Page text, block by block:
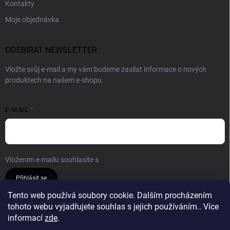
Tento web používá soubory cookie. Dalším procházením
tohoto webu vyjadřujete souhlas s jejich používáním.. Více
informací zde.
Kontakty
Moje objednávka
ODEBÍRAT NEWSLETTER
Vložte svůj e-mail a my vám budeme zasílat informace o nových
produktech na našem e-shopu.
E-MAIL
Vložením e-mailu souhlasíte s
Přihlásit se
Reklamace a vrácení